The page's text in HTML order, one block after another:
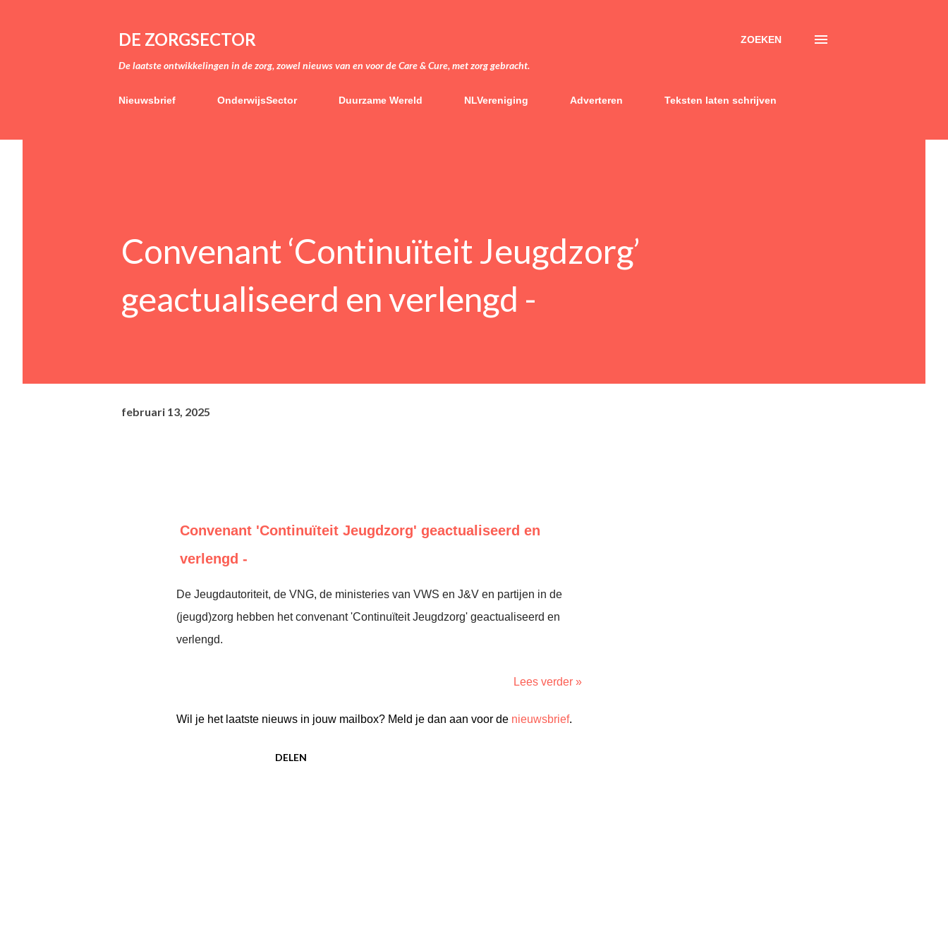
DE ZORGSECTOR
De laatste ontwikkelingen in de zorg, zowel nieuws van en voor de Care & Cure, met zorg gebracht.
ZOEKEN
Nieuwsbrief OnderwijsSector Duurzame Wereld NLVereniging Adverteren Teksten laten schrijven
Convenant ‘Continuïteit Jeugdzorg’
geactualiseerd en verlengd -
februari 13, 2025
Convenant 'Continuïteit Jeugdzorg' geactualiseerd en
verlengd -
De Jeugdautoriteit, de VNG, de ministeries van VWS en J&V en partijen in de
(jeugd)zorg hebben het convenant 'Continuïteit Jeugdzorg' geactualiseerd en
verlengd.
Lees verder »
Wil je het laatste nieuws in jouw mailbox? Meld je dan aan voor de nieuwsbrief.
DELEN